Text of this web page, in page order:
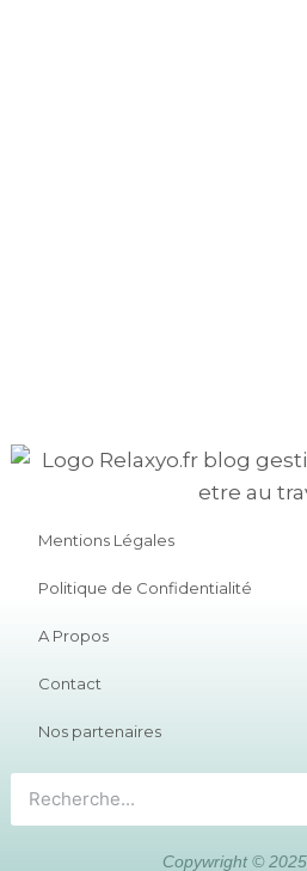
Mentions Légales
Politique de Confidentialité
A Propos
Contact
Nos partenaires
Copywright ©